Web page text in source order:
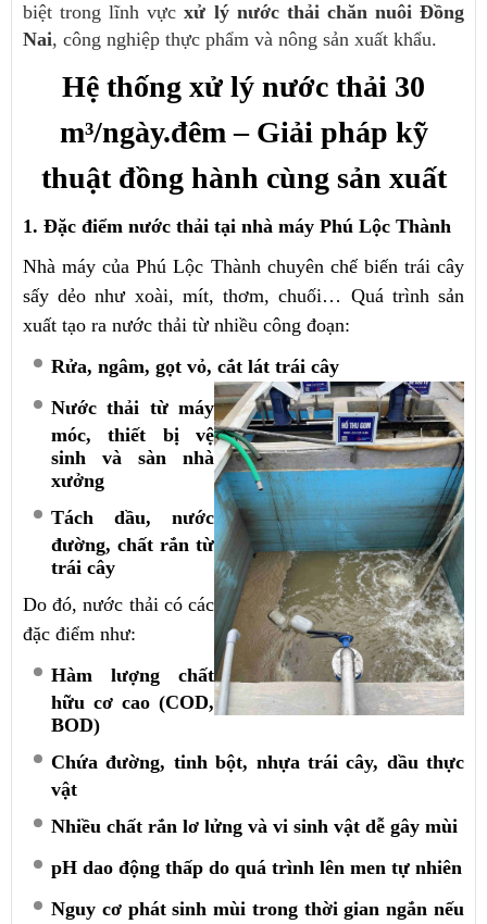
biệt trong lĩnh vựcxử lý nước thải chăn nuôi Đồng
Nai, công nghiệp thực phẩm và nông sản xuất khẩu.
Hệ thống xử lý nước thải 30
m³/ngày.đêm – Giải pháp kỹ
thuật đồng hành cùng sản xuất
1. Đặc điểm nước thải tại nhà máy Phú Lộc Thành
Nhà máy của Phú Lộc Thành chuyên chế biến trái cây
sấy dẻo như xoài, mít, thơm, chuối… Quá trình sản
xuất tạo ra nước thải từ nhiều công đoạn:
Rửa, ngâm, gọt vỏ, cắt lát trái cây
Nước thải từ máy
móc, thiết bị vệ
sinh và sàn nhà
xưởng
Tách dầu, nước
đường, chất rắn từ
trái cây
Do đó, nước thải có các
đặc điểm như:
Hàm lượng chất
hữu cơ cao (COD,
BOD)
Chứa đường, tinh bột, nhựa trái cây, dầu thực
vật
Nhiều chất rắn lơ lửng và vi sinh vật dễ gây mùi
pH dao động thấp do quá trình lên men tự nhiên
Nguy cơ phát sinh mùi trong thời gian ngắn nếu